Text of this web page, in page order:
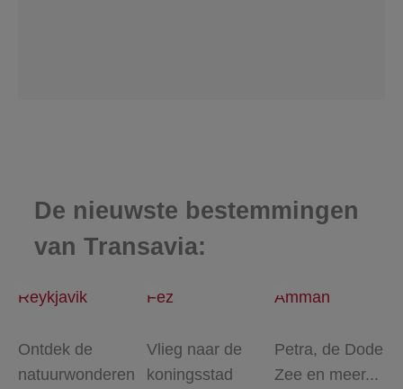
De nieuwste bestemmingen
van Transavia:
Reykjavik
Ontdek de
natuurwonderen
Fez
Vlieg naar de
koningsstad
Amman
Petra, de Dode
Zee en meer...